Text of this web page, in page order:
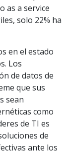
as a service
solo 22% ha
en el estado
Los
de datos de
que sus
sean
como
de TI es
de
ante los